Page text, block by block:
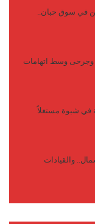
في سوق حبان..
وجرحى وسط اتهامات
في شبوة مستغلاً
والقيادات